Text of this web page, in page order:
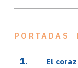
PORTADAS
El